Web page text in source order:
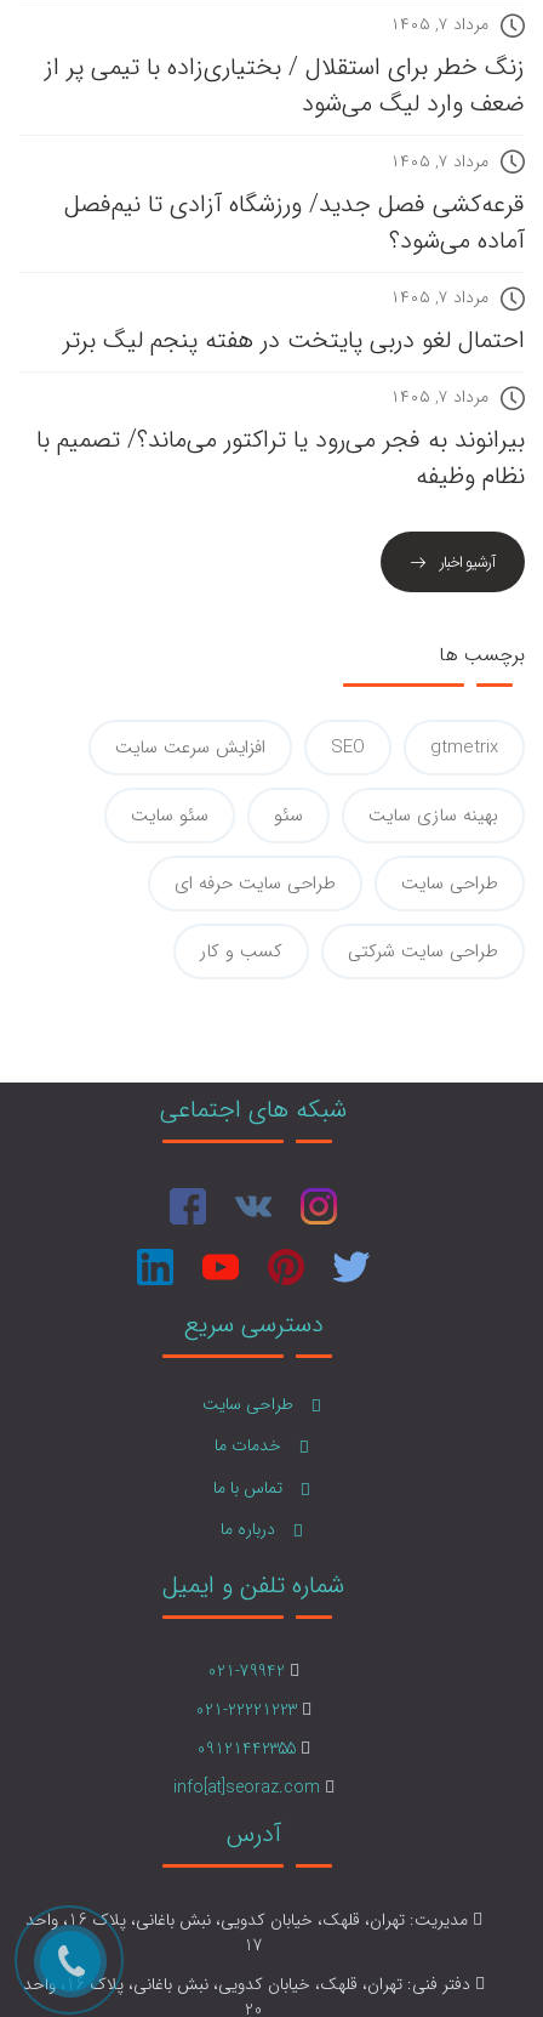
مرداد ۷, ۱۴۰۵
زنگ خطر برای استقلال / بختیاری‌زاده با تیمی پر از
ضعف وارد لیگ می‌شود
مرداد ۷, ۱۴۰۵
قرعه‎‌کشی فصل جدید/ ورزشگاه آزادی تا نیم‌فصل
آماده می‌شود؟
مرداد ۷, ۱۴۰۵
احتمال لغو دربی پایتخت در هفته پنجم لیگ برتر
مرداد ۷, ۱۴۰۵
بیرانوند به فجر می‌رود یا تراکتور می‌ماند؟/ تصمیم با
نظام وظیفه
آرشیو اخبار
برچسب ها
gtmetrix
SEO افزایش سرعت سایت
بهینه سازی سایت سئو سئو سایت
طراحی سایت طراحی سایت حرفه ای
طراحی سایت شرکتی کسب و کار
شبکه های اجتماعی
دسترسی سریع
طراحی سایت
خدمات ما
تماس با ما
درباره ما
شماره تلفن و ایمیل
021-79942
021-22221223
09121442355
info[at]seoraz.com
آدرس
مدیریت: تهران، قلهک، خیابان کدویی، نبش باغانی، پلاک 16، واحد
17
دفتر فنی: تهران، قلهک، خیابان کدویی، نبش باغانی، پلاک 16، واحد
20